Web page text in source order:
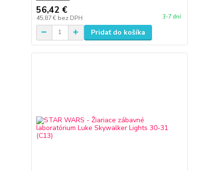
56,42 €
45,87 € bez DPH 3-7 dní
Pridať do košíka